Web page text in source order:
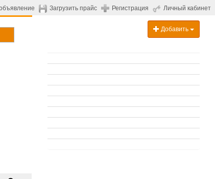
Загрузить прайс Регистрация Личный кабинет
Добавить